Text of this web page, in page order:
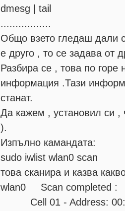
dmesg | tail
.................
Общо взето гледаш дали
е друго , то се задава от
Разбира се , това по
информация .Тази
станат.
Да кажем , установил си ,
).
Изпълно камандата:
sudo iwlist wlan0 scan
товa сканира и казва
wlan0 Scan completed :
Cell 01 - Address: